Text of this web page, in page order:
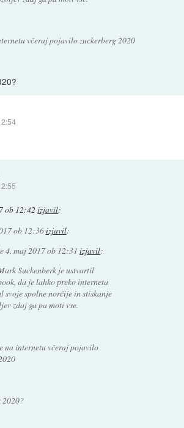
včeraj pojavilo zuckerberg 2020
ob 12:42 izjavil:
ob 12:36izjavil:
4. maj 2017 ob 12:31 izjavil:
Suckenberk je ustvartil
da je lahko preko interneta
svoje spolne norčije in stiskanje
zdaj ga pa moti vse.
na internetu včeraj pojavilo
2020?